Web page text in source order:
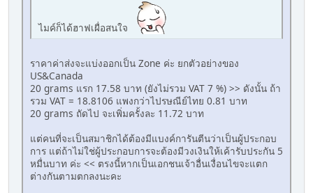
ไมค์ก็ได้ฮาฟเผื่อสนใจ
ราคาค่าส่งจะแบ่งออกเป็น Zone ค่ะ ยกตัวอย่างของ
US&Canada
20 grams แรก 17.58 บาท (ยังไม่รวม VAT 7 %) >> ดังนั้น ถ้า
รวม VAT = 18.8106 แพงกว่าไปรษณีย์ไทย 0.81 บาท
20 grams ถัดไป จะเพิ่มครั้งละ 11.72 บาท
แต่คนที่จะเป็นสมาชิกได้ต้องมีแบงค์การันตีนว่าเป็นผู้ประกอบ
การ แต่ถ้าไม่ใช่ผู้ประกอบการจะต้องมีวงเงินให้เค้ารับประกัน 5
หมื่นบาท ค่ะ << ตรงนี้หากเป็นเอกชนเจ้าอื่นเงื่อนไขจะแตก
ต่างกันตามตกลงนะคะ